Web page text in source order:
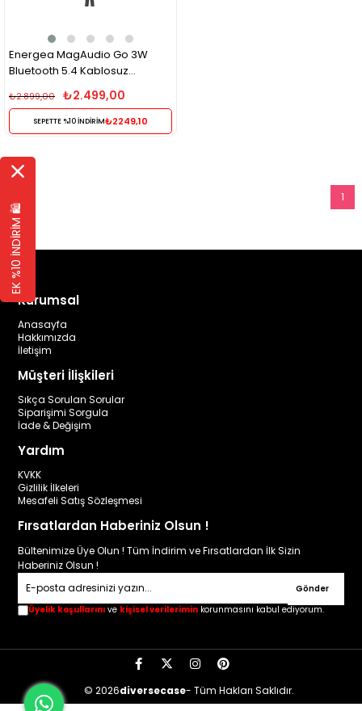
Energea MagAudio Go 3W
Bluetooth 5.4 Kablosuz
Hoparlör MagSafe Uyumlu Mini
Taşınabilir Hoparlör – Turuncu
₺2.499,00
₺2.899,00
SEPETTE %10 İNDİRİM₺2249,10
1
Kurumsal
Anasayfa
Hakkımızda
İletişim
Müşteri İlişkileri
Sıkça Sorulan Sorular
Siparişimi Sorgula
İade & Değişim
Yardım
KVKK
Gizlilik İlkeleri
Mesafeli Satış Sözleşmesi
Fırsatlardan Haberiniz Olsun !
Bültenimize Üye Olun ! Tüm İndirim ve Fırsatlardan İlk Sizin
Haberiniz Olsun !
Gönder
Üyelik koşullarını ve kişisel verilerimin korunmasını kabul ediyorum.
© 2026diversecase- Tüm Hakları Saklıdır.
EK %10 İNDİRİM 🛍️